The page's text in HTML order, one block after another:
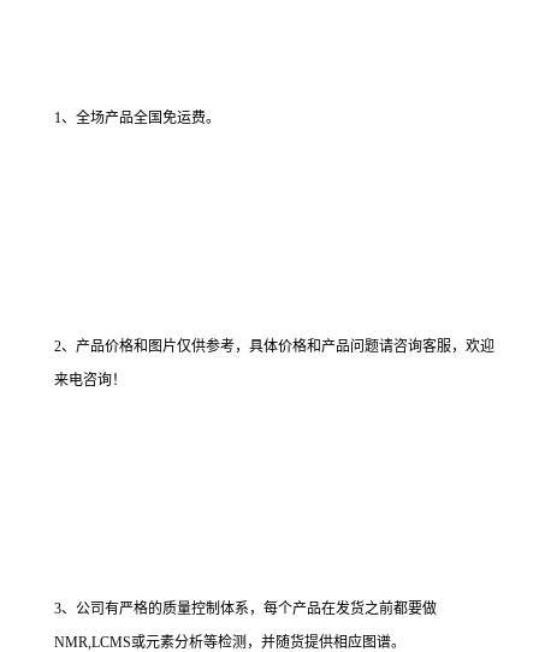
1、全场产品全国免运费。
2、产品价格和图片仅供参考，具体价格和产品问题请咨询客服，欢迎
来电咨询！
3、公司有严格的质量控制体系，每个产品在发货之前都要做
NMR,LCMS或元素分析等检测，并随货提供相应图谱。